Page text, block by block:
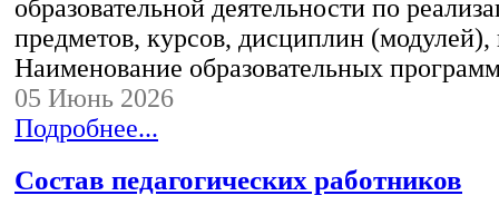
образовательной деятельности по
предметов, курсов, дисциплин (модулей),
Наименование образовательных
05 Июнь 2026
Подробнее...
Состав педагогических работников